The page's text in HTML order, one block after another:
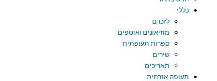
כללי
לזכרם
מוזיאונים ואוספים
ספרות תעופתית
שירים
תאריכים
תעופה אזרחית